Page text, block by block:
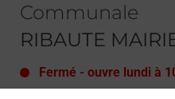
Communale
RIBAUTE
Fermé - ouvre lundi à